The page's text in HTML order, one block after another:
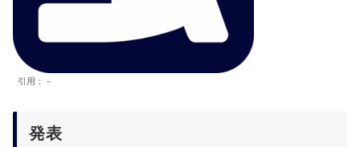
引用：－
発表